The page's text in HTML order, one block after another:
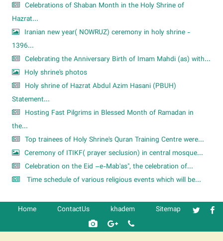
Celebrations of Shaban Month in the Holy Shrine of
Hazrat...
Iranian new year( NOWRUZ) ceremony in holy shrine -
1396...
Celebrating the Anniversary Birth of Imam Mahdi (as) with...
Holy shrine's photos
Holy shrine of Hazrat Abdul Azim Hasani (PBUH)
Statement...
Hosting Fast Pilgrims in Blessed Month of Ramadan in
the...
Top trainees of Holy Shrine's Quran Training Centre were...
Ceremony of ITIKF( prayer seclusion) in central mosque...
Celebration on the Eid –e-Mab'as", the celebration of...
Time schedule of various religious events which will be...
Home ContactUs khadem Sitemap